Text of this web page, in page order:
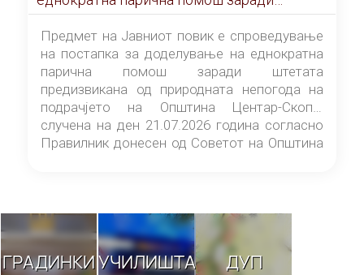
штетата предизвикана од природната
непогода на подрачјето на Општина
Центар-Скопје случена на ден 21.07.2026
година
Предмет на Јавниот повик е спроведување
на постапка за доделување на еднократна
парична помош заради штетата
предизвикана од природната непогода на
подрачјето на Општина Центар-Скопје
случена на ден 21.07.2026 година согласно
Правилник донесен од Советот на Општина
ГРАДИНКИУЧИЛИШТА ДУП